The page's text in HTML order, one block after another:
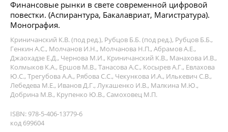
Финансовые рынки в свете современной цифровой
повестки. (Аспирантура, Бакалавриат, Магистратура).
Монография.
Криничанский К.В. (под ред.), Рубцов Б.Б. (под ред.), Рубцов Б.Б.,
Генкин А.С., Молчанов И.Н., Молчанова Н.П., Абрамов А.Е.,
Джаохадзе Е.Д., Чернова М.И., Криничанский К.В., Манахова И.В.,
Колмыков К.А., Ершов М.В., Танасова А.С., Косырев А.Г., Евлахова
Ю.С., Трегубова А.А., Рябова С.С., Чекункова И.А., Илькевич С.В.,
Лебедева М.Е., Иванов Д.Г., Лукашенко И.В., Малкина М.Ю.,
Добрина М.В., Крупенко Ю.В., Самоховец М.П.
ISBN: 978-5-406-13779-6
код 699604